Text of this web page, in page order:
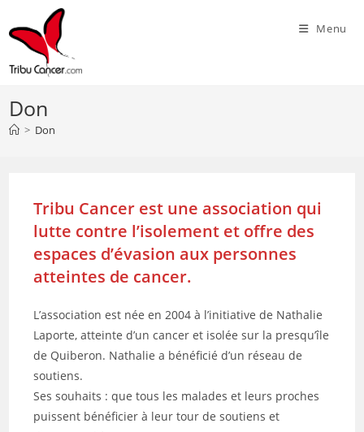
to
content
Menu
Don
> Don
Tribu Cancer est une association qui
lutte contre l’isolement et offre des
espaces d’évasion aux personnes
atteintes de cancer.
L’association est née en 2004 à l’initiative de Nathalie
Laporte, atteinte d’un cancer et isolée sur la presqu’île
de Quiberon. Nathalie a bénéficié d’un réseau de
soutiens.
Ses souhaits : que tous les malades et leurs proches
puissent bénéficier à leur tour de soutiens et